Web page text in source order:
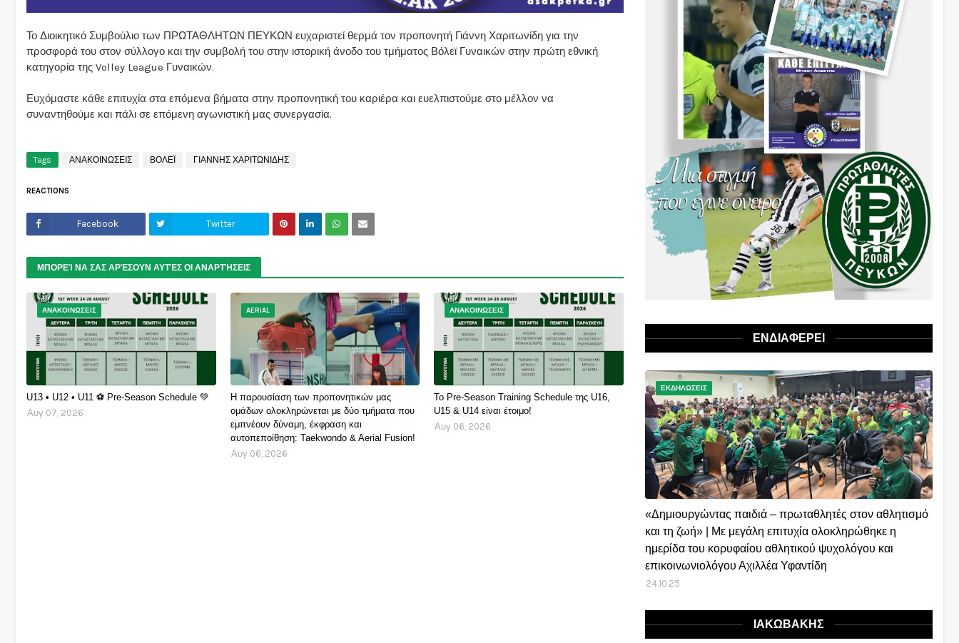
Το Διοικητικό Συμβούλιο των ΠΡΩΤΑΘΛΗΤΩΝ ΠΕΥΚΩΝ ευχαριστεί θερμά τον προπονητή Γιάννη Χαριτωνίδη για την
προσφορά του στον σύλλογο και την συμβολή του στην ιστορική άνοδο του τμήματος Βόλεϊ Γυναικών στην πρώτη εθνική
κατηγορία της Volley League Γυναικών.
Ευχόμαστε κάθε επιτυχία στα επόμενα βήματα στην προπονητική του καριέρα και ευελπιστούμε στο μέλλον να
συναντηθούμε και πάλι σε επόμενη αγωνιστική μας συνεργασία.
Tags ΑΝΑΚΟΙΝΩΣΕΙΣ ΒΟΛΕΪ ΓΙΑΝΝΗΣ ΧΑΡΙΤΩΝΙΔΗΣ
REACTIONS
Facebook Twitter
ΜΠΟΡΕΊ ΝΑ ΣΑΣ ΑΡΈΣΟΥΝ ΑΥΤΈΣ ΟΙ ΑΝΑΡΤΉΣΕΙΣ
ΑΝΑΚΟΙΝΩΣΕΙΣ
U13 • U12 • U11 ⚽️ Pre-Season Schedule 💚
Αυγ 07, 2026
AERIAL
Η παρουσίαση των προπονητικών μας
ομάδων ολοκληρώνεται με δύο τμήματα που
εμπνέουν δύναμη, έκφραση και
αυτοπεποίθηση: Taekwondo & Aerial Fusion!
Αυγ 06, 2026
ΑΝΑΚΟΙΝΩΣΕΙΣ
Το Pre-Season Training Schedule της U16,
U15 & U14 είναι έτοιμο!
Αυγ 06, 2026
ΕΝΔΙΑΦΕΡΕΙ
ΕΚΔΗΛΩΣΕΙΣ
«Δημιουργώντας παιδιά – πρωταθλητές στον αθλητισμό
και τη ζωή» | Με μεγάλη επιτυχία ολοκληρώθηκε η
ημερίδα του κορυφαίου αθλητικού ψυχολόγου και
επικοινωνιολόγου Αχιλλέα Υφαντίδη
24.10.25
ΙΑΚΩΒΑΚΗΣ